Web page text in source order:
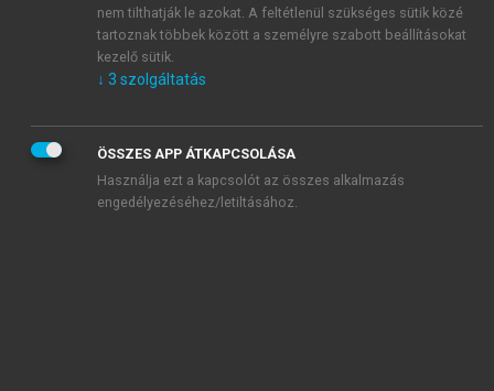
mersz.huoldalak licencszerződéseiben foglaltakat
tudomásul veszem és elfogadom.
KIPRÓBÁLOM
nem tilthatják le azokat. A feltétlenül szükséges sütik közé
tartoznak többek között a személyre szabott beállításokat
kezelő sütik.
↓ 3 szolgáltatás
ÖSSZES APP ÁTKAPCSOLÁSA
Használja ezt a kapcsolót az összes alkalmazás
engedélyezéséhez/letiltásához.